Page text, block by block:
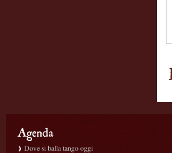
Dove si balla tango oggi